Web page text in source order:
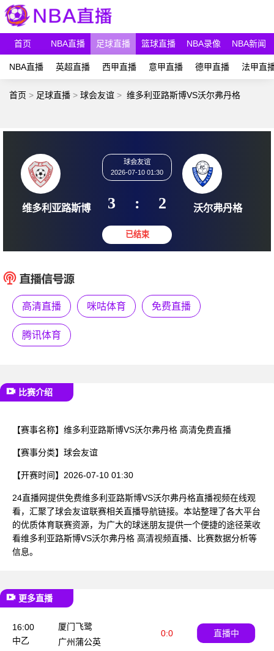
首页 NBA直播 足球直播 篮球直播 NBA录像 NBA新闻
NBA直播 英超直播 西甲直播 意甲直播 德甲直播 法甲直
首页 > 足球直播 > 球会友谊 > 维多利亚路斯博VS沃尔弗丹格
维多利亚路斯博
球会友谊
2026-07-10 01:30
3 : 2 沃尔
高清直播 咪咕体育 免费直播
腾讯体育
比赛介绍
【赛事名称】 维多利亚路斯博VS沃尔弗丹格 高清免费直播
【赛事分类】 球会友谊
【开赛时间】 2026-07-10 01:30
24直播网提供免费维多利亚路斯博VS沃尔弗丹格直播视频在线观
看，汇聚了球会友谊联赛相关直播导航链接。本站整理了各大平台
的优质体育联赛资源，为广大的球迷朋友提供一个便捷的途径莱收
看维多利亚路斯博VS沃尔弗丹格 高清视频直播、比赛数据分析等
信息。
更多直播
16:00
中乙
厦门飞鹭
0:0
广州蒲公英
直播中